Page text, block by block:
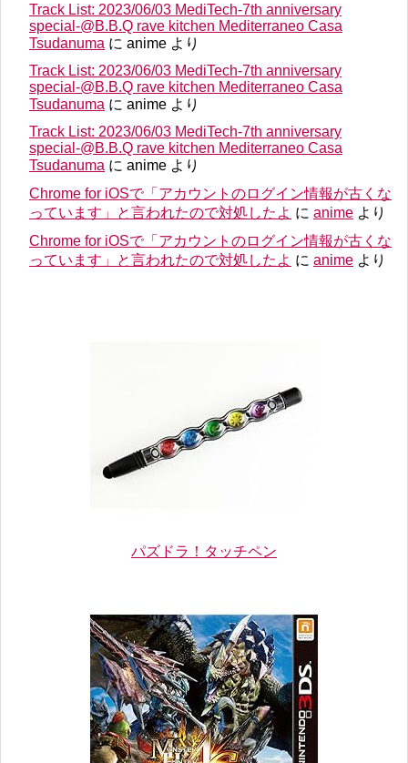
Track List: 2023/06/03 MediTech-7th anniversary
special-@B.B.Q rave kitchen Mediterraneo Casa
Tsudanuma に anime より
Track List: 2023/06/03 MediTech-7th anniversary
special-@B.B.Q rave kitchen Mediterraneo Casa
Tsudanuma に anime より
Track List: 2023/06/03 MediTech-7th anniversary
special-@B.B.Q rave kitchen Mediterraneo Casa
Tsudanuma に anime より
Chrome for iOSで「アカウントのログイン情報が古くな
っています」と言われたので対処したよ に anime より
Chrome for iOSで「アカウントのログイン情報が古くな
っています」と言われたので対処したよ に anime より
パズドラ！タッチペン